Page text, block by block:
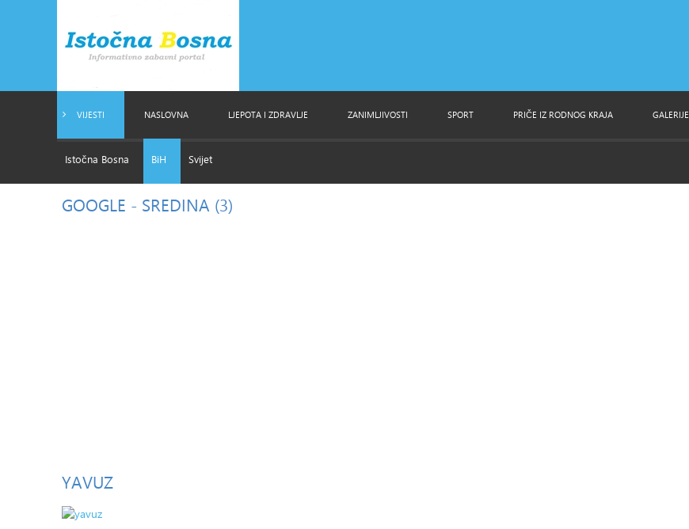
VIJESTI
Istočna Bosna BiH Svijet
NASLOVNA LJEPOTA I ZDRAVLJE ZANIMLJIVOSTI SPORT PRIČE IZ RODNOG KRAJA GALERIJE
GOOGLE - SREDINA (3)
YAVUZ